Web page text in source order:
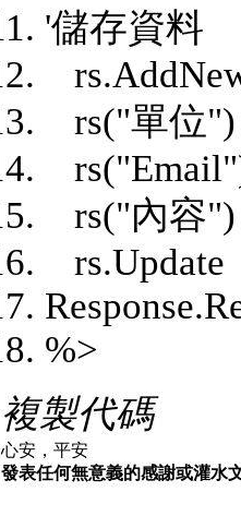
'儲存資
rs("單位")
rs("內容")
rs.Update
%>
複製代碼
心安，平安
發表任何無意義的感謝或灌水